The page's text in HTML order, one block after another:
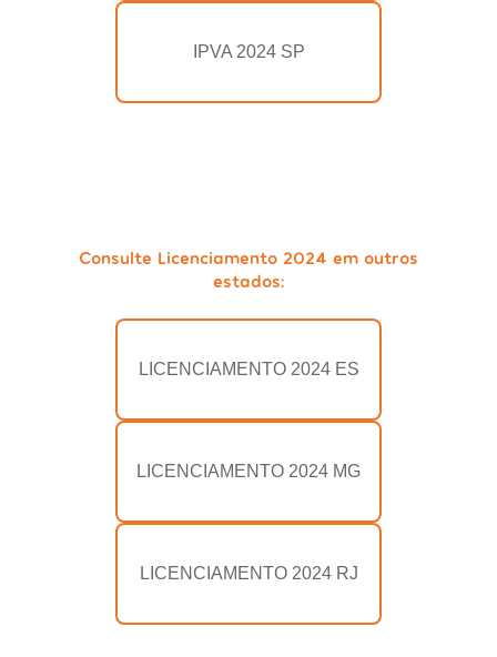
IPVA 2024 SP
Consulte Licenciamento 2024 em outros
estados:
LICENCIAMENTO 2024 ES
LICENCIAMENTO 2024 MG
LICENCIAMENTO 2024 RJ